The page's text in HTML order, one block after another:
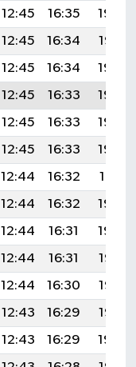
12:45 16:35
19:48
12:45 16:34
19:47
12:45 16:34
19:46
12:45 16:33
19:45
12:45 16:33
19:44
12:45 16:33
19:42
12:44 16:32
19:41
12:44 16:32
19:40
12:44 16:31
19:39
12:44 16:31
19:38
12:44 16:30
19:36
12:43 16:29
19:35
12:43 16:29
19:34